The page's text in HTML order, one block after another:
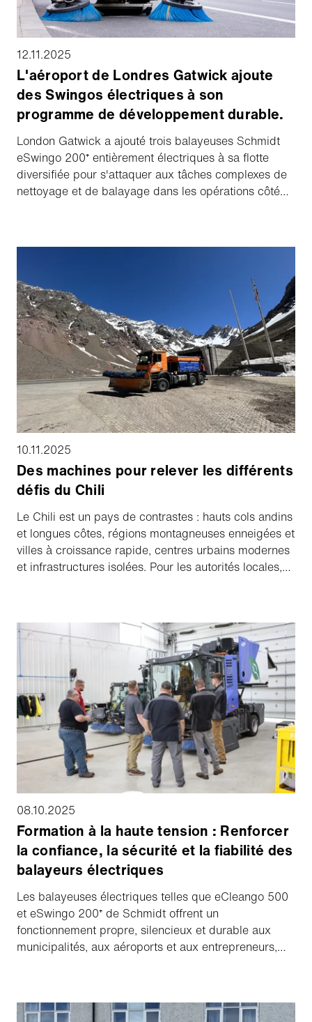
12.11.2025
L'aéroport de Londres Gatwick ajoute
des Swingos électriques à son
programme de développement durable.
London Gatwick a ajouté trois balayeuses Schmidt
eSwingo 200⁺ entièrement électriques à sa flotte
diversifiée pour s'attaquer aux tâches complexes de
nettoyage et de balayage dans les opérations côté
10.11.2025
Des machines pour relever les différents
défis du Chili
Le Chili est un pays de contrastes : hauts cols andins
et longues côtes, régions montagneuses enneigées et
villes à croissance rapide, centres urbains modernes
et infrastructures isolées. Pour les autorités locales,
exigeant avec des solutions sur mesure.
08.10.2025
Formation à la haute tension : Renforcer
la confiance, la sécurité et la fiabilité des
balayeurs électriques
Les balayeuses électriques telles que eCleango 500
et eSwingo 200⁺ de Schmidt offrent un
fonctionnement propre, silencieux et durable aux
municipalités, aux aéroports et aux entrepreneurs,
formation à la haute tension (HV) la pierre angulaire